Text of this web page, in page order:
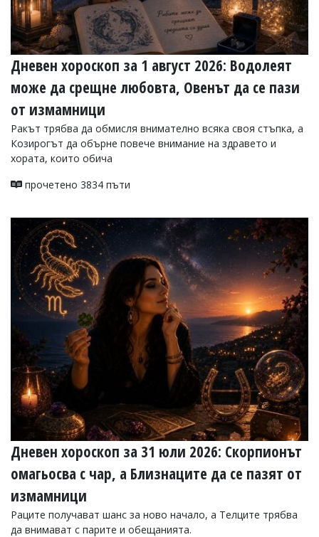
Дневен хороскоп за 1 август 2026: Водолеят
може да срещне любовта, Овенът да се пази
от измамници
Ракът трябва да обмисля внимателно всяка своя стъпка, а
Козирогът да обърне повече внимание на здравето и
хората, които обича
прочетено 3834 пъти
Дневен хороскоп за 31 юли 2026: Скорпионът
омагьосва с чар, а Близнаците да се пазят от
измамници
Раците получават шанс за ново начало, а Телците трябва
да внимават с парите и обещанията.